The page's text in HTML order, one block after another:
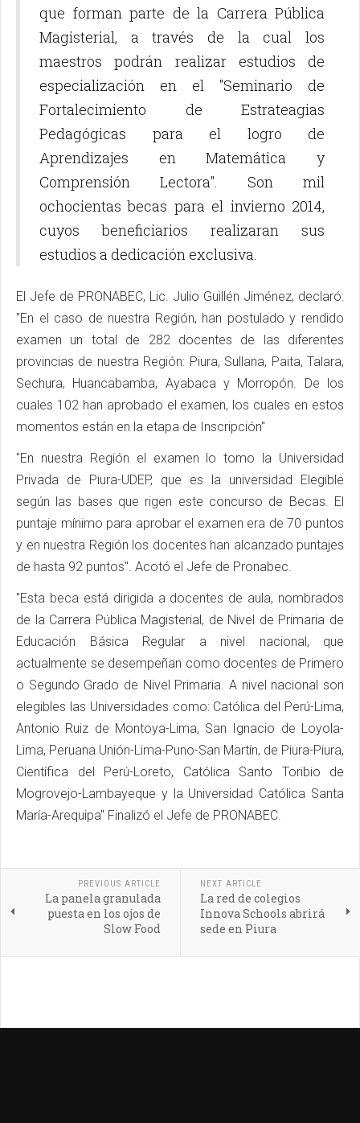
que forman parte de la Carrera Pública
Magisterial, a través de la cual los
maestros podrán realizar estudios de
especialización en el "Seminario de
Fortalecimiento de Estrateagias
Pedagógicas para el logro de
Aprendizajes en Matemática y
Comprensión Lectora". Son mil
ochocientas becas para el invierno 2014,
cuyos beneficiarios realizaran sus
estudios a dedicación exclusiva.
El Jefe de PRONABEC, Lic. Julio Guillén Jiménez, declaró:
"En el caso de nuestra Región, han postulado y rendido
examen un total de 282 docentes de las diferentes
provincias de nuestra Región: Piura, Sullana, Paita, Talara,
Sechura, Huancabamba, Ayabaca y Morropón. De los
cuales 102 han aprobado el examen, los cuales en estos
momentos están en la etapa de Inscripción"
"En nuestra Región el examen lo tomo la Universidad
Privada de Piura-UDEP, que es la universidad Elegible
según las bases que rigen este concurso de Becas. El
puntaje mínimo para aprobar el examen era de 70 puntos
y en nuestra Región los docentes han alcanzado puntajes
de hasta 92 puntos". Acotó el Jefe de Pronabec.
"Esta beca está dirigida a docentes de aula, nombrados
de la Carrera Pública Magisterial, de Nivel de Primaria de
Educación Básica Regular a nivel nacional, que
actualmente se desempeñan como docentes de Primero
o Segundo Grado de Nivel Primaria. A nivel nacional son
elegibles las Universidades como: Católica del Perú-Lima,
Antonio Ruiz de Montoya-Lima, San Ignacio de Loyola-
Lima, Peruana Unión-Lima-Puno-San Martín, de Piura-Piura,
Científica del Perú-Loreto, Católica Santo Toribio de
Mogrovejo-Lambayeque y la Universidad Católica Santa
María-Arequipa" Finalizó el Jefe de PRONABEC.
PREVIOUS ARTICLE
La panela granulada
puesta en los ojos de
Slow Food
NEXT ARTICLE
La red de colegios
Innova Schools abrirá
sede en Piura